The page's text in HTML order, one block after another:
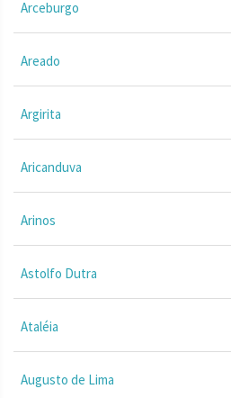
Arceburgo
Areado
Argirita
Aricanduva
Arinos
Astolfo Dutra
Ataléia
Augusto de Lima